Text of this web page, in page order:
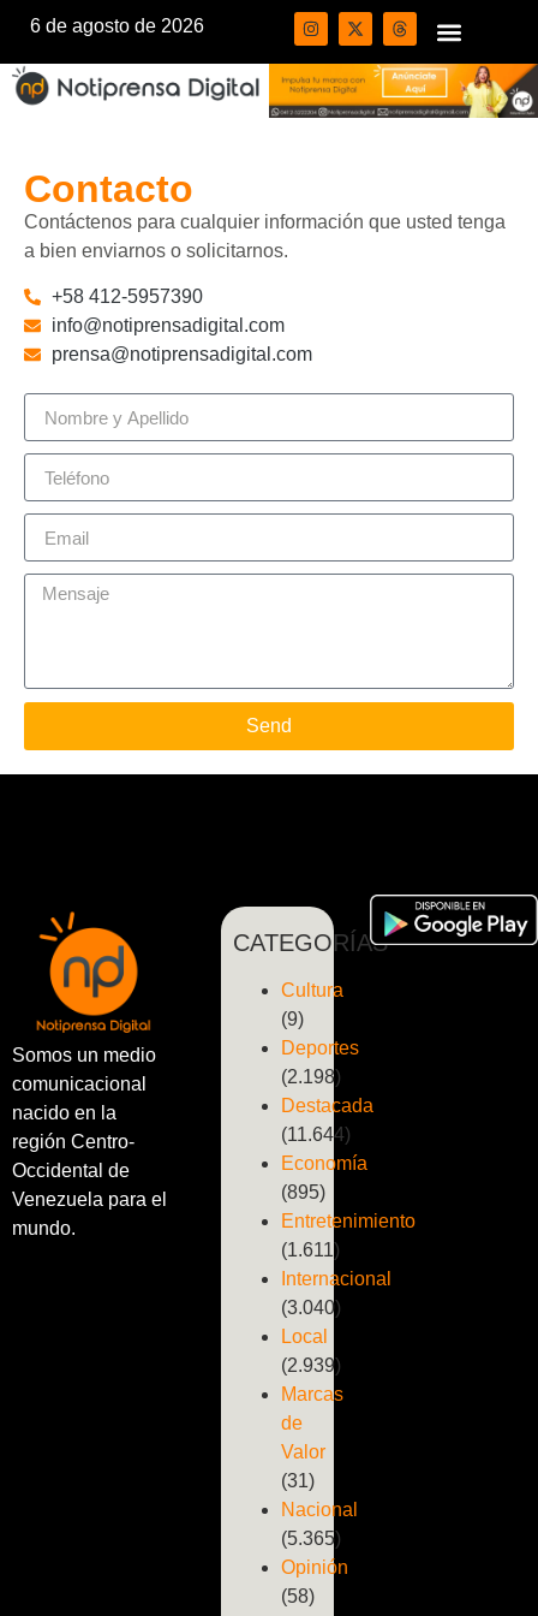
6 de agosto de 2026
Contacto
Contáctenos para cualquier información que usted tenga
a bien enviarnos o solicitarnos.
+58 412-5957390
info@notiprensadigital.com
prensa@notiprensadigital.com
Send
Somos un medio
comunicacional
nacido en la
región Centro-
Occidental de
Venezuela para el
mundo.
CATEGORÍAS
Cultura
(9)
Deportes
(2.198)
Destacada
(11.644)
Economía
(895)
Entretenimiento
(1.611)
Internacional
(3.040)
Local
(2.939)
Marcas
de
Valor
(31)
Nacional
(5.365)
Opinión
(58)